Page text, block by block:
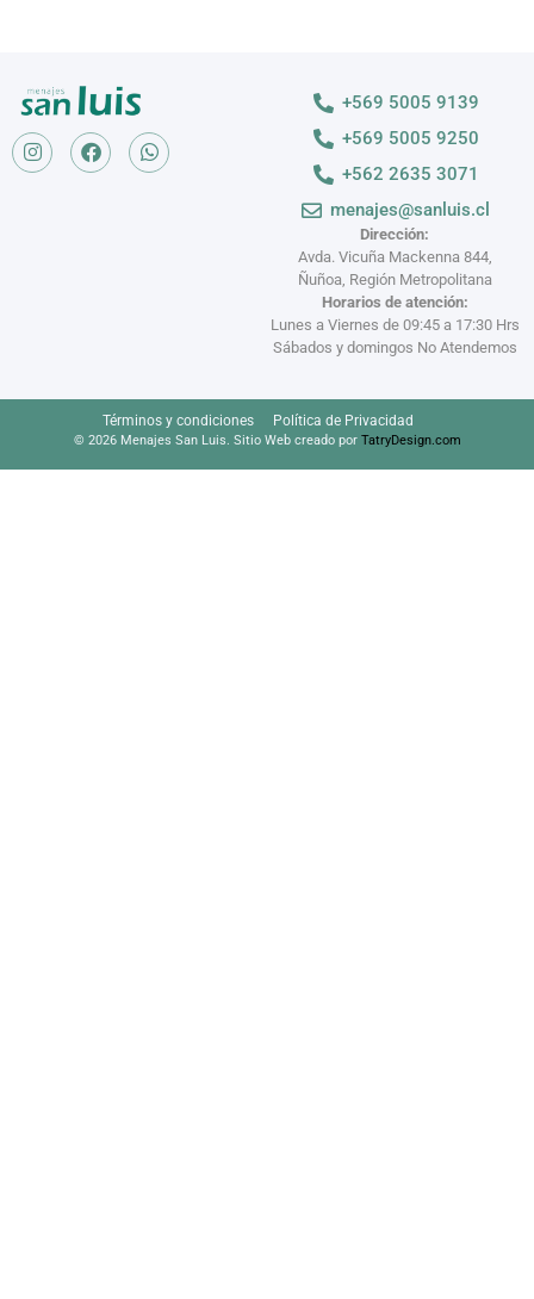
Dirección:
Avda. Vicuña Mackenna 844,
Ñuñoa, Región Metropolitana
Horarios de atención:
Lunes a Viernes de 09:45 a 17:30 Hrs
Sábados y domingos No Atendemos
+569 5005 9139
+569 5005 9250
+562 2635 3071
menajes@sanluis.cl
Términos y condiciones Política de Privacidad
© 2026 Menajes San Luis. Sitio Web creado por TatryDesign.com